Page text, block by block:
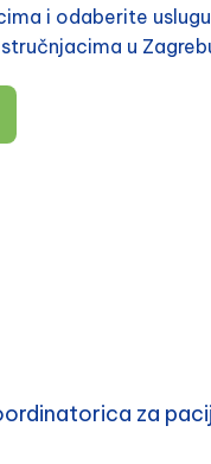
i odaberite
u
za